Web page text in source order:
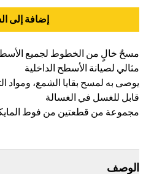
إضافة إلى
مسحٌ خالٍ من الخطوط لجميع
مثالي لصيانة الأسطح الداخلية
يوصى به لمسح بقايا الشمع، ومواد
قابل للغسل في الغسالة
مجموعة من قطعتين من فوط
الوصف